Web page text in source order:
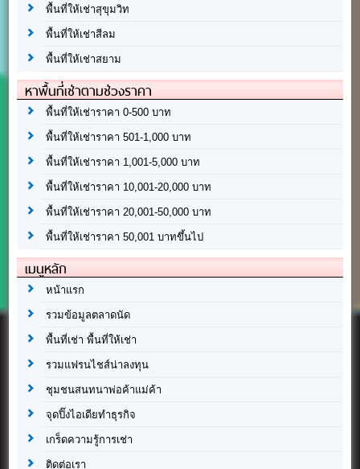
พื้นที่ให้เช่าสุขุมวิท
พื้นที่ให้เช่าสีลม
พื้นที่ให้เช่าสยาม
หาพื้นที่เช่าตามช่วงราคา
พื้นที่ให้เช่าราคา 0-500 บาท
พื้นที่ให้เช่าราคา 501-1,000 บาท
พื้นที่ให้เช่าราคา 1,001-5,000 บาท
พื้นที่ให้เช่าราคา 10,001-20,000 บาท
พื้นที่ให้เช่าราคา 20,001-50,000 บาท
พื้นที่ให้เช่าราคา 50,001 บาทขึ้นไป
เมนูหลัก
หน้าแรก
รวมข้อมูลตลาดนัด
พื้นที่เช่า พื้นที่ให้เช่า
รวมแฟรนไชส์น่าลงทุน
ชุมชนสนทนาพ่อค้าแม่ค้า
จุดปิ๊งไอเดียทำธุรกิจ
เกร็ดความรู้การเช่า
ติดต่อเรา